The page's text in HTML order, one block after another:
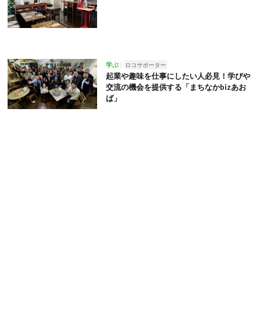
学ぶ ロコサポーター
起業や趣味を仕事にしたい人必見！学びや
交流の機会を提供する「まちなかbizあお
ば」